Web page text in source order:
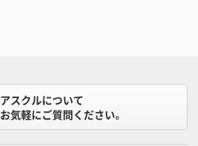
アスクルについて
お気軽にご質問ください。